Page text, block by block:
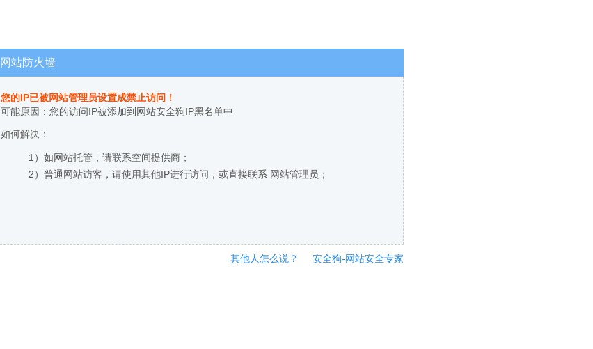
网站防火墙
您的IP已被网站管理员设置成禁止访问！
可能原因：您的访问IP被添加到网站安全狗IP黑名单中
如何解决：
1）如网站托管，请联系空间提供商；
2）普通网站访客，请使用其他IP进行访问，或直接联系 网站管理员；
其他人怎么说？ 安全狗-网站安全专家